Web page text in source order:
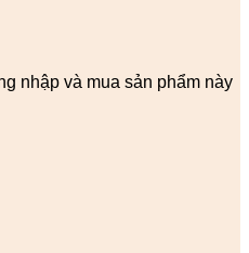
nhập và mua sản phẩm này